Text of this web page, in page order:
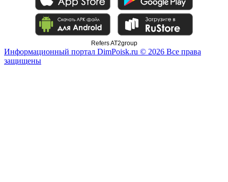
Refers AT2group
Информационный портал DimPoisk.ru © 2026 Все права
защищены